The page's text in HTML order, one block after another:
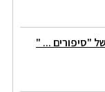
"סיפורים ... "